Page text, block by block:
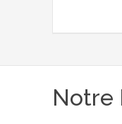
Notre